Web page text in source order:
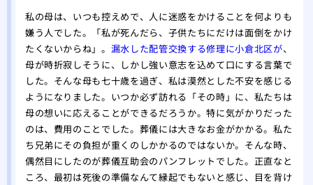
自
を
私の母は、いつも控えめで、人に迷惑をかけることを何よりも
嫌う人でした。「私が死んだら、子供たちにだけは面倒をかけ
たくないからね」。 漏水した配管交換する修理に小倉北区が、
母が時折寂しそうに、しかし強い意志を込めて口にする言葉で
した。そんな母も七十歳を過ぎ、私は漠然とした不安を感じる
ようになりました。いつか必ず訪れる「その時」に、私たちは
母の想いに応えることができるだろうか。特に気がかりだった
のは、費用のことでした。葬儀には大きなお金がかかる。私た
ち兄弟にその負担が重くのしかかるのではないか。そんな時、
偶然目にしたのが葬儀互助会のパンフレットでした。正直なと
ころ、最初は死後の準備なんて縁起でもないと感じ、目を背け